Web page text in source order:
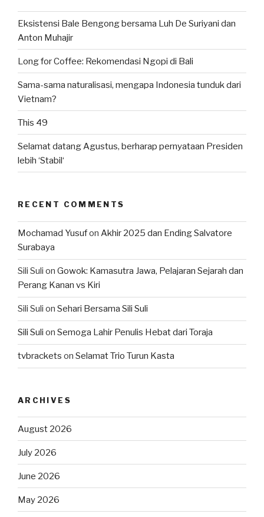
Eksistensi Bale Bengong bersama Luh De Suriyani dan
Anton Muhajir
Long for Coffee: Rekomendasi Ngopi di Bali
Sama-sama naturalisasi, mengapa Indonesia tunduk dari
Vietnam?
This 49
Selamat datang Agustus, berharap pernyataan Presiden
lebih ‘Stabil‘
RECENT COMMENTS
Mochamad Yusufon Akhir 2025 dan Ending Salvatore
Surabaya
Sili Suli on Gowok: Kamasutra Jawa, Pelajaran Sejarah dan
Perang Kanan vs Kiri
Sili Suli on Sehari Bersama Sili Suli
Sili Suli on Semoga Lahir Penulis Hebat dari Toraja
tvbrackets on Selamat Trio Turun Kasta
ARCHIVES
August 2026
July 2026
June 2026
May 2026